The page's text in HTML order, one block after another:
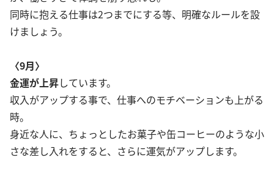
同時に抱える仕事は2つまでにする等、明確なルールを設
けましょう。
〈9月〉
金運が上昇しています。
収入がアップする事で、仕事へのモチベーションも上がる
時。
身近な人に、ちょっとしたお菓子や缶コーヒーのような小
さな差し入れをすると、さらに運気がアップします。